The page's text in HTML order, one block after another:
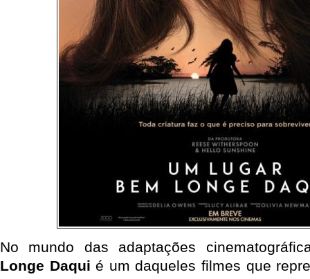
No mundo das adaptações
Longe Daqui é um daqueles filmes que